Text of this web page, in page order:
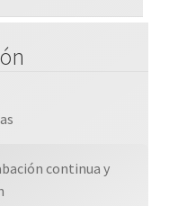
continua y